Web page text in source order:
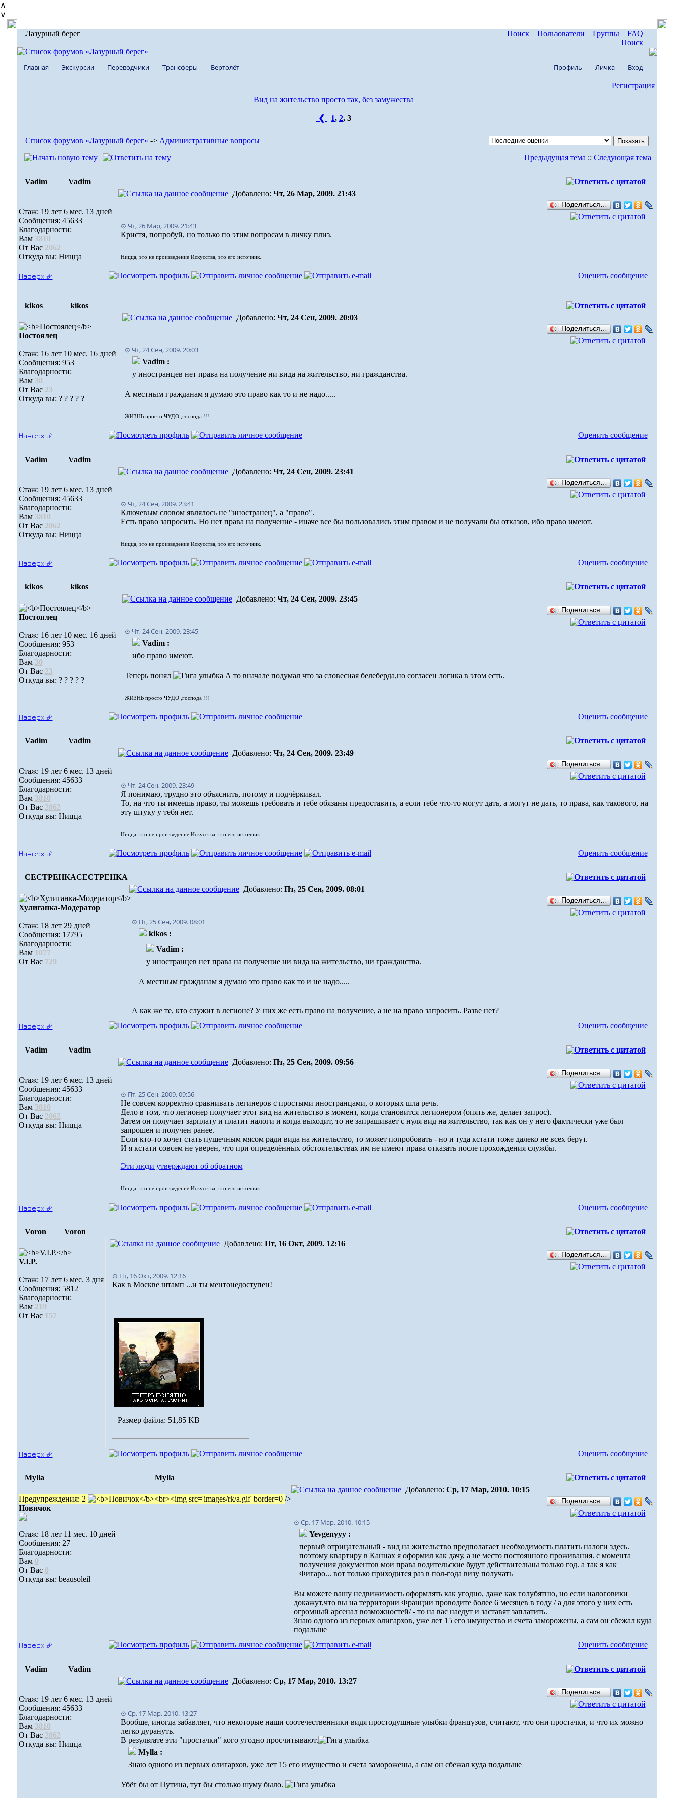
∧
∨
Лазурный берег Поиск Пользователи Группы
FAQ
Поиск
Главная Экскурсии Переводчики Трансферы Вертолёт Профиль Личка Вход
Регистрация
Вид на жительство просто так, без замужества
❮ 1, 2, 3
Список форумов «Лазурный берег» -> Административные вопросы
Предыдущая тема :: Следующая тема
Vadim Vadim
Стаж: 19 лет 6 мес. 13 дней
Сообщения: 45633
Благодарности:
Вам 3810
От Вас 2062
Откуда вы: Ницца
Добавлено: Чт, 26 Мар, 2009. 21:43
Поделиться…
⊙ Чт, 26 Мар, 2009. 21:43
Кристя, попробуй, но только по этим вопросам в личку плиз.
Ницца, это не произведение Искусства, это его источник.
Наверх ⮵ Оценить сообщение
kikos kikos
Постоялец
Стаж: 16 лет 10 мес. 16 дней
Сообщения: 953
Благодарности:
Вам 30
От Вас 23
Откуда вы: ? ? ? ? ?
Добавлено: Чт, 24 Сен, 2009. 20:03
Поделиться…
⊙ Чт, 24 Сен, 2009. 20:03
Vadim :
у иностранцев нет права на получение ни вида на жительство, ни гражданства.
А местным гражданам я думаю это право как то и не надо.....
ЖИЗНЬ просто ЧУДО ,господа !!!
Наверх ⮵ Оценить сообщение
Vadim Vadim
Стаж: 19 лет 6 мес. 13 дней
Сообщения: 45633
Благодарности:
Вам 3810
От Вас 2062
Откуда вы: Ницца
Добавлено: Чт, 24 Сен, 2009. 23:41
Поделиться…
⊙ Чт, 24 Сен, 2009. 23:41
Ключевым словом являлось не "иностранец", а "право".
Есть право запросить. Но нет права на получение - иначе все бы пользовались этим правом и не получали бы отказов, ибо право имеют.
Ницца, это не произведение Искусства, это его источник.
Наверх ⮵ Оценить сообщение
kikos kikos
Постоялец
Стаж: 16 лет 10 мес. 16 дней
Сообщения: 953
Благодарности:
Вам 30
От Вас 23
Откуда вы: ? ? ? ? ?
Добавлено: Чт, 24 Сен, 2009. 23:45
Поделиться…
⊙ Чт, 24 Сен, 2009. 23:45
Vadim :
ибо право имеют.
Теперь понял А то вначале подумал что за словесная белеберда,но согласен логика в этом есть.
ЖИЗНЬ просто ЧУДО ,господа !!!
Наверх ⮵ Оценить сообщение
Vadim Vadim
Стаж: 19 лет 6 мес. 13 дней
Сообщения: 45633
Благодарности:
Вам 3810
От Вас 2062
Откуда вы: Ницца
Добавлено: Чт, 24 Сен, 2009. 23:49
Поделиться…
⊙ Чт, 24 Сен, 2009. 23:49
Я понимаю, трудно это объяснить, потому и подчёркивал.
То, на что ты имеешь право, ты можешь требовать и тебе обязаны предоставить, а если тебе что-то могут дать, а могут не дать, то права, как такового, на
эту штуку у тебя нет.
Ницца, это не произведение Искусства, это его источник.
Наверх ⮵ Оценить сообщение
CECTPEHKACECTPEHKA
Хулиганка-Модератор
Стаж: 18 лет 29 дней
Сообщения: 17795
Благодарности:
Вам 1077
От Вас 729
Добавлено: Пт, 25 Сен, 2009. 08:01
Поделиться…
⊙ Пт, 25 Сен, 2009. 08:01
kikos :
Vadim :
у иностранцев нет права на получение ни вида на жительство, ни гражданства.
А местным гражданам я думаю это право как то и не надо.....
А как же те, кто служит в легионе? У них же есть право на получение, а не на право запросить. Разве нет?
Наверх ⮵
Оценить сообщение
Vadim Vadim
Стаж: 19 лет 6 мес. 13 дней
Сообщения: 45633
Благодарности:
Вам 3810
От Вас 2062
Откуда вы: Ницца
Добавлено: Пт, 25 Сен, 2009. 09:56
Поделиться…
⊙ Пт, 25 Сен, 2009. 09:56
Не совсем корректно сравнивать легинеров с простыми иностранцами, о которых шла речь.
Дело в том, что легионер получает этот вид на жительство в момент, когда становится легионером (опять же, делает запрос).
Затем он получает зарплату и платит налоги и когда выходит, то не запрашивает с нуля вид на жительство, так как он у него фактически уже был
запрошен и получен ранее.
Если кто-то хочет стать пушечным мясом ради вида на жительство, то может попробовать - но и туда кстати тоже далеко не всех берут.
И я кстати совсем не уверен, что при определённых обстоятельствах им не имеют права отказать после прохождения службы.
Эти люди утверждают об обратном
Ницца, это не произведение Искусства, это его источник.
Наверх ⮵ Оценить сообщение
Voron Voron
V.I.P.
Стаж: 17 лет 6 мес. 3 дня
Сообщения: 5812
Благодарности:
Вам 219
От Вас 157
Добавлено: Пт, 16 Окт, 2009. 12:16
Поделиться…
⊙ Пт, 16 Окт, 2009. 12:16
Как в Москве штамп ...и ты ментонедоступен!
Размер файла: 51,85 KB
Наверх ⮵ Оценить сообщение
Mylla Mylla
Предупреждения: 2
Новичок
Стаж: 18 лет 11 мес. 10 дней
Сообщения: 27
Благодарности:
Вам 0
От Вас 0
Откуда вы: beausoleil
Добавлено: Ср, 17 Мар, 2010. 10:15
Поделиться…
⊙ Ср, 17 Мар, 2010. 10:15
Yevgenyyy :
первый отрицательный - вид на жительство предполагает необходимость платить налоги здесь.
поэтому квартиру в Каннах я оформил как дачу, а не место постоянного проживания. с момента
получения документов мои права водительские будут действительны только год. а так я как
Фигаро... вот только приходится раз в пол-года визу получать
Вы можете вашу недвижимость оформлять как угодно, даже как голубятню, но если налоговики
докажут,что вы на территории Франции проводите более 6 месяцев в году / а для этого у них есть
огромный арсенал возможностей/ - то на вас наедут и заставят заплатить.
Знаю одного из первых олигархов, уже лет 15 его имущество и счета заморожены, а сам он сбежал куда
подальше
Наверх ⮵
Оценить сообщение
Vadim Vadim
Стаж: 19 лет 6 мес. 13 дней
Сообщения: 45633
Благодарности:
Вам 3810
От Вас 2062
Откуда вы: Ницца
Добавлено: Ср, 17 Мар, 2010. 13:27
Поделиться…
⊙ Ср, 17 Мар, 2010. 13:27
Вообще, иногда забавляет, что некоторые наши соотечественники видя простодушные улыбки французов, считают, что они простачки, и что их можно
легко дурануть.
В результате эти "простачки" кого угодно просчитывают.
Mylla :
Знаю одного из первых олигархов, уже лет 15 его имущество и счета заморожены, а сам он сбежал куда подальше
Убёг бы от Путина, тут бы столько шуму было.